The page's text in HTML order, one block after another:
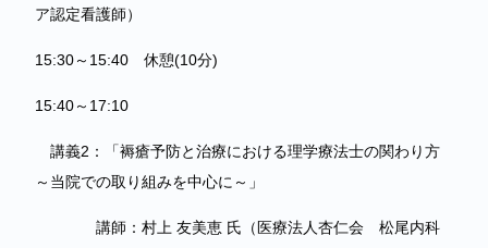
ア認定看護師）
15:30～15:40 休憩(10分)
15:40～17:10
講義2：「褥瘡予防と治療における理学療法士の関わり方
～当院での取り組みを中心に～」
講師：村上 友美恵 氏（医療法人杏仁会 松尾内科